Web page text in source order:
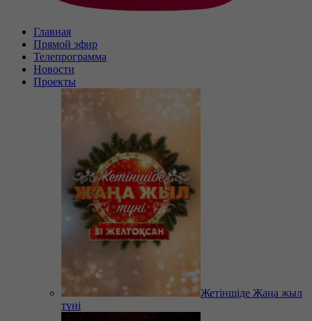
Главная
Прямой эфир
Телепрограмма
Новости
Проекты
Жетіншіде Жаңа жыл
түні